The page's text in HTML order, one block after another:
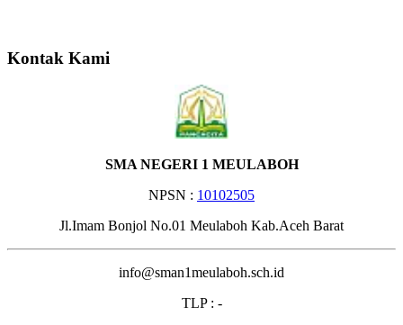
Kontak Kami
SMA NEGERI 1 MEULABOH
NPSN : 10102505
Jl.Imam Bonjol No.01 Meulaboh Kab.Aceh Barat
info@sman1meulaboh.sch.id
TLP : -